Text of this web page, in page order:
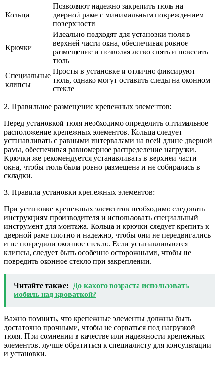
Кольца
Позволяют надежно закрепить тюль на
дверной раме с минимальным повреждением
поверхности
Крючки
Идеально подходят для установки тюля в
верхней части окна, обеспечивая ровное
размещение и позволяя легко снять и повесить
тюль
Специальные
клипсы
Просты в установке и отлично фиксируют
тюль, однако могут оставить следы на оконном
стекле
2. Правильное размещение крепежных элементов:
Перед установкой тюля необходимо определить оптимальное
расположение крепежных элементов. Кольца следует
устанавливать с равными интервалами на всей длине дверной
рамы, обеспечивая равномерное распределение нагрузки.
Крючки же рекомендуется устанавливать в верхней части
окна, чтобы тюль была ровно размещена и не собиралась в
складки.
3. Правила установки крепежных элементов:
При установке крепежных элементов необходимо следовать
инструкциям производителя и использовать специальный
инструмент для монтажа. Кольца и крючки следует крепить к
дверной раме плотно и надежно, чтобы они не передвигались
и не повредили оконное стекло. Если устанавливаются
клипсы, следует быть особенно осторожными, чтобы не
повредить оконное стекло при закреплении.
Читайте также:
До какого возраста использовать
мобиль над кроваткой?
Важно помнить, что крепежные элементы должны быть
достаточно прочными, чтобы не сорваться под нагрузкой
тюля. При сомнении в качестве или надежности крепежных
элементов, лучше обратиться к специалисту для консультации
и установки.